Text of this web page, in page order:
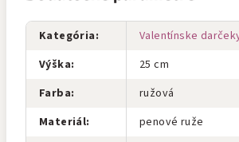
Kategória:
Valentínske
Výška:
25 cm
Farba:
ružová
Materiál:
penové ruže